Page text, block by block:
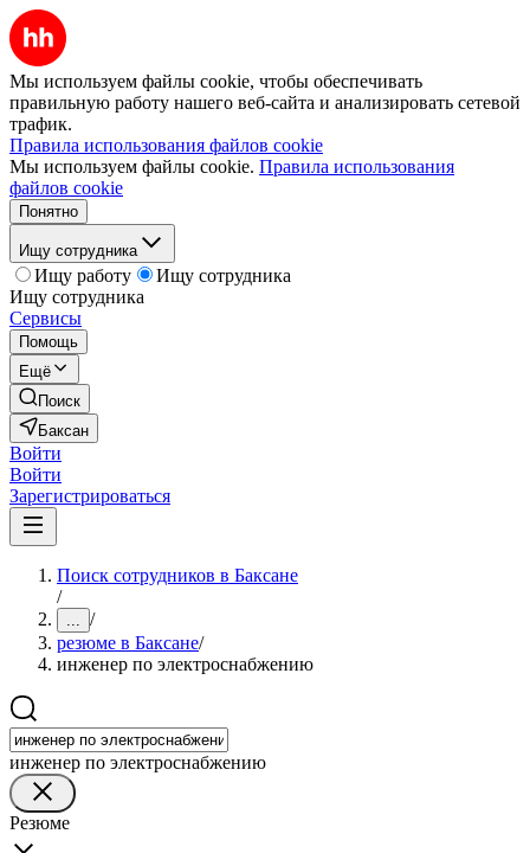
Мы используем файлы cookie, чтобы обеспечивать
правильную работу нашего веб-сайта и анализировать сетевой
трафик.
Правила использования файлов cookie
Мы используем файлы cookie. Правила использования
файлов cookie
Понятно
Ищу сотрудника
Ищу работу
Ищу сотрудника
Ищу сотрудника
Сервисы
Помощь
Ещё
Поиск
Баксан
Войти
Войти
Зарегистрироваться
Поиск сотрудников в Баксане
/
... /
резюме в Баксане/
инженер по электроснабжению
инженер по электроснабжению
Резюме